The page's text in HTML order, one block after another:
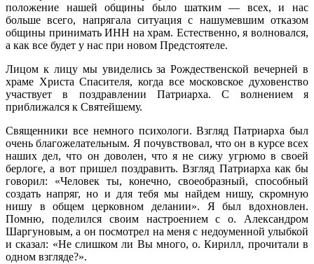
положение нашей общины было шатким — всех, и нас
больше всего, напрягала ситуация с нашумевшим отказом
общины принимать ИНН на храм. Естественно, я волновался,
а как все будет у нас при новом Предстоятеле.
Лицом к лицу мы увиделись за Рождественской вечерней в
храме Христа Спасителя, когда все московское духовенство
участвует в поздравлении Патриарха. С волнением я
приближался к Святейшему.
Священники все немного психологи. Взгляд Патриарха был
очень благожелательным. Я почувствовал, что он в курсе всех
наших дел, что он доволен, что я не сижу угрюмо в своей
берлоге, а вот пришел поздравить. Взгляд Патриарха как бы
говорил: «Человек ты, конечно, своеобразный, способный
создать напряг, но и для тебя мы найдем нишу, скромную
нишу в общем церковном делании». Я был вдохновлен.
Помню, поделился своим настроением с о. Александром
Шаргуновым, а он посмотрел на меня с недоуменной улыбкой
и сказал: «Не слишком ли Вы много, о. Кирилл, прочитали в
одном взгляде?».